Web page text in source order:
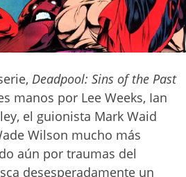
Deadpool: Sins of the Past
manos por Lee Weeks, Ian
el guionista Mark Waid
Wilson mucho más
aún por traumas del
desesperadamente un